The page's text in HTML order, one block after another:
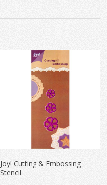
Joy! Cutting & Embossing
Stencil